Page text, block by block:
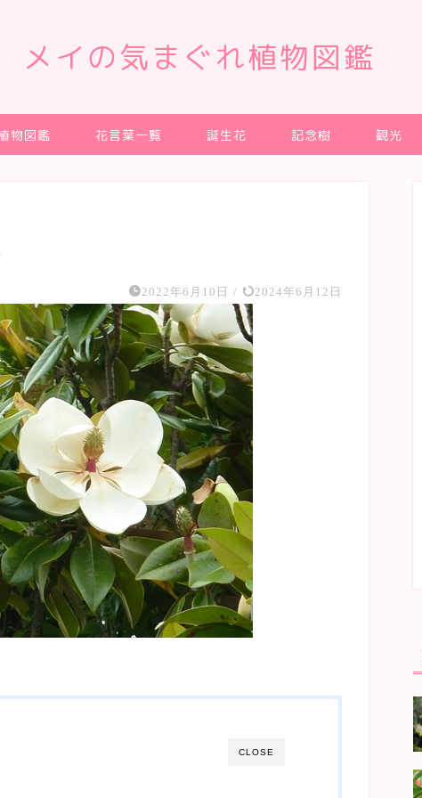
メイの気まぐれ植物図鑑
物図鑑 花言葉一覧 誕生花 記念樹 観光
2022年6月10日 / 2024年6月12日
CLOSE